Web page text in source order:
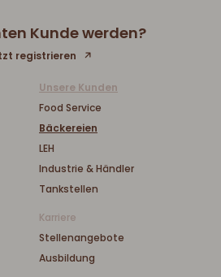
Kunde werden?
registrieren
Unsere Kunden
Food Service
Bäckereien
LEH
Industrie & Händler
Tankstellen
Karriere
Stellenangebote
Ausbildung